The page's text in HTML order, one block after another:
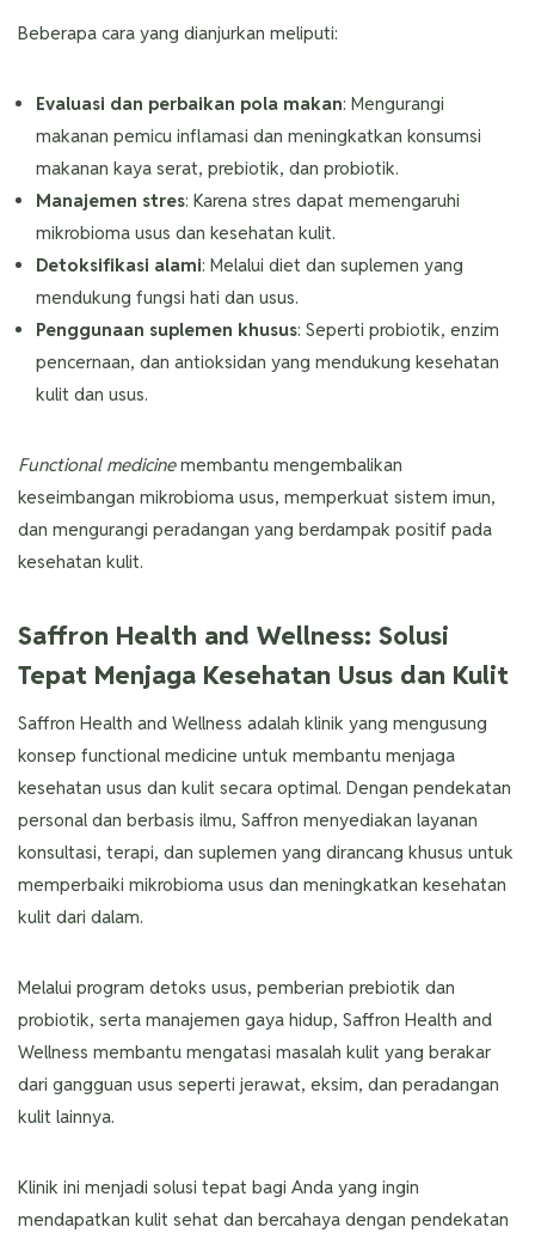
Beberapa cara yang dianjurkan meliputi:
Evaluasi dan perbaikan pola makan: Mengurangi
makanan pemicu inflamasi dan meningkatkan konsumsi
makanan kaya serat, prebiotik, dan probiotik.
Manajemen stres: Karena stres dapat memengaruhi
mikrobioma usus dan kesehatan kulit.
Detoksifikasi alami: Melalui diet dan suplemen yang
mendukung fungsi hati dan usus.
Penggunaan suplemen khusus: Seperti probiotik, enzim
pencernaan, dan antioksidan yang mendukung kesehatan
kulit dan usus.
Functional medicinemembantu mengembalikan
keseimbangan mikrobioma usus, memperkuat sistem imun,
dan mengurangi peradangan yang berdampak positif pada
kesehatan kulit.
Saffron Health and Wellness: Solusi
Tepat Menjaga Kesehatan Usus dan Kulit
Saffron Health and Wellness adalah klinik yang mengusung
konsep functional medicine untuk membantu menjaga
kesehatan usus dan kulit secara optimal. Dengan pendekatan
personal dan berbasis ilmu, Saffron menyediakan layanan
konsultasi, terapi, dan suplemen yang dirancang khusus untuk
memperbaiki mikrobioma usus dan meningkatkan kesehatan
kulit dari dalam.
Melalui program detoks usus, pemberian prebiotik dan
probiotik, serta manajemen gaya hidup, Saffron Health and
Wellness membantu mengatasi masalah kulit yang berakar
dari gangguan usus seperti jerawat, eksim, dan peradangan
kulit lainnya.
Klinik ini menjadi solusi tepat bagi Anda yang ingin
mendapatkan kulit sehat dan bercahaya dengan pendekatan